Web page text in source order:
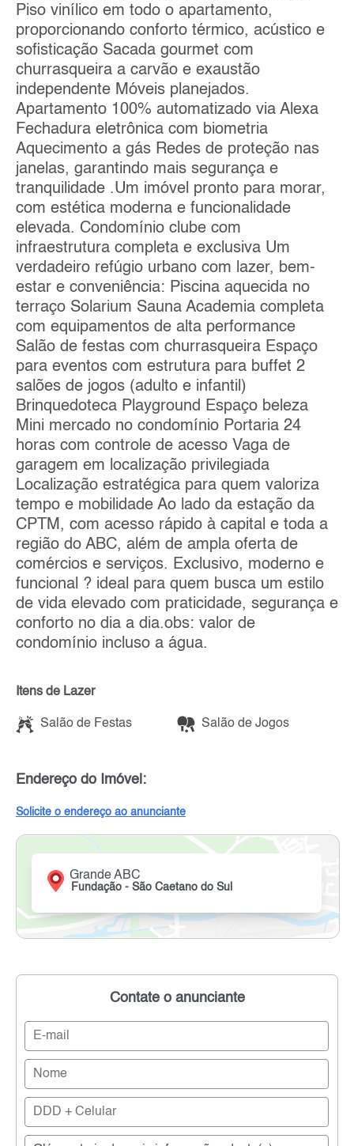
Piso vinílico em todo o apartamento,
proporcionando conforto térmico, acústico e
sofisticação Sacada gourmet com
churrasqueira a carvão e exaustão
independente Móveis planejados.
Apartamento 100% automatizado via Alexa
Fechadura eletrônica com biometria
Aquecimento a gás Redes de proteção nas
janelas, garantindo mais segurança e
tranquilidade .Um imóvel pronto para morar,
com estética moderna e funcionalidade
elevada. Condomínio clube com
infraestrutura completa e exclusiva Um
verdadeiro refúgio urbano com lazer, bem-
estar e conveniência: Piscina aquecida no
terraço Solarium Sauna Academia completa
com equipamentos de alta performance
Salão de festas com churrasqueira Espaço
para eventos com estrutura para buffet 2
salões de jogos (adulto e infantil)
Brinquedoteca Playground Espaço beleza
Mini mercado no condomínio Portaria 24
horas com controle de acesso Vaga de
garagem em localização privilegiada
Localização estratégica para quem valoriza
tempo e mobilidade Ao lado da estação da
CPTM, com acesso rápido à capital e toda a
região do ABC, além de ampla oferta de
comércios e serviços. Exclusivo, moderno e
funcional ? ideal para quem busca um estilo
de vida elevado com praticidade, segurança e
conforto no dia a dia.obs: valor de
condomínio incluso a água.
Itens de Lazer
Salão de Festas Salão de Jogos
Endereço do Imóvel:
Solicite o endereço ao anunciante
Grande ABC
Fundação - São Caetano do Sul
Contate o anunciante